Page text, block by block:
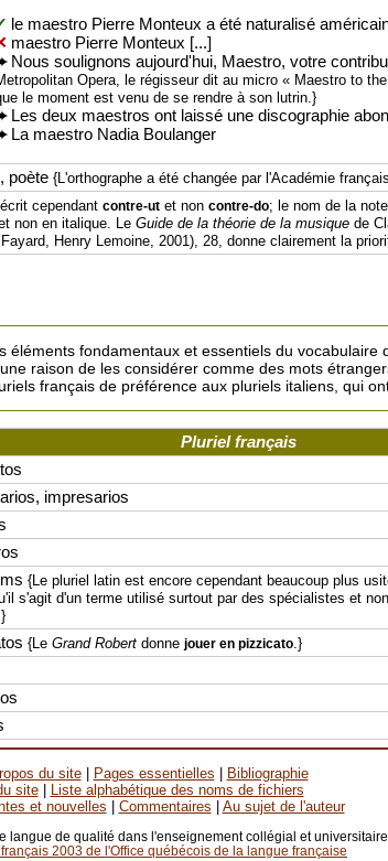
le maestro Pierre Monteux a été naturalisé
maestro Pierre Monteux [...]
Nous soulignons aujourd'hui, Maestro, votre
Opera, le régisseur dit au micro « Maestro to
le moment est venu de se rendre à son lutrin.}
Les deux maestros ont laissé une discographie
La maestro Nadia Boulanger
poète{L'orthographe a été changée par l'Académie
cependantcontre-ut et noncontre-do; le nom de la
non en italique. LeGuide de la théorie de la musique de
Henry Lemoine, 2001), 28, donne clairement la
éléments fondamentaux et essentiels du vocabulaire
raison de les considérer comme des mots
français de préférence aux pluriels italiens, qui
Pluriel français
impresarios
{Le pluriel latin est encore cependant beaucoup plus
s'agit d'un terme utilisé surtout par des spécialistes et
{LeGrand Robert donnejouer en pizzicato .}
du site| Pages essentielles
Bibliographie
site|
Liste alphabétique des noms de fichiers
et nouvelles
Commentaires Au sujet de l'auteur
langue de qualité dans l'enseignement collégial et universitaire
2003 de l'Office québécois de la langue française